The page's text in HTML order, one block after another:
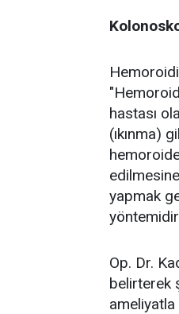
hastası
(ıkınma)
yapmak
Op. Dr.
belirterek